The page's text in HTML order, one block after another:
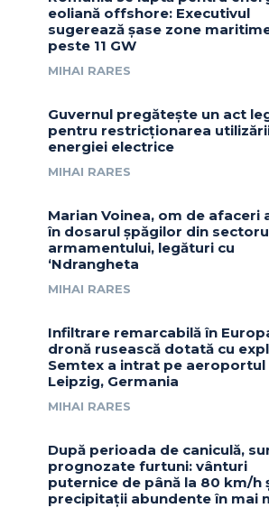
eoliană offshore: Executivul
sugerează șase zone
peste 11 GW
MIHAI RARES
Guvernul pregătește un act
pentru restricționarea
energiei electrice
MIHAI RARES
Marian Voinea, om de afaceri
în dosarul șpăgilor din
armamentului, legături cu
‘Ndrangheta
MIHAI RARES
Infiltrare remarcabilă în
dronă rusească dotată cu
Semtex a intrat pe aeroportul
Leipzig, Germania
MIHAI RARES
După perioada de caniculă,
prognozate furtuni: vânturi
puternice de până la 80 km/h
precipitații abundente în mai